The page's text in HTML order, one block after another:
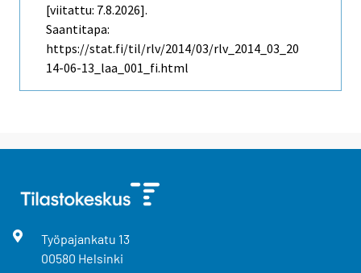
[viitattu: 7.8.2026].
Saantitapa:
https://stat.fi/til/rlv/2014/03/rlv_2014_03_20
14-06-13_laa_001_fi.html
Työpajankatu 13
00580 Helsinki